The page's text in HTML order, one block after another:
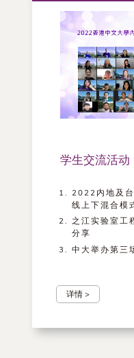
学生交流活动
2022内地及
线上下混合模
之江实验室工
分享
中大举办第三
详情 >